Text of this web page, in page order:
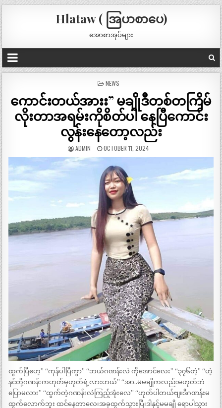
Hlataw ( အြပာစာပေ)
အောစာအုပ်များ
POSTED
NEWS
ကောင်းတယ်အားး” မချိုဒီတစ်တကြိမ်
လိုးတာအရမ်းကိုစိတ်ပါ နေပြီကောင်း
လွန်းနေတော့လည်း
ADMIN OCTOBER 11, 2024
ထွက်ပြီဟေ့” “ကုန်ပါပြီကွာ” “ဘယ်ဂဏန်းလဲ ကိုအောင်လေး” “၃၇၆တဲ့” “ဟဲ့
နင်တို့ဂဏန်းကဟုတ်မှဟုတ်ရဲ့လားဟယ်” “အာ..မမချိုကလည်းမဟုတ်ဘဲ
ပြောမလား” “ထွက်တဲ့ဂဏန်းလဲကြည့်အုံးလေ” “ဟုတ်ပါတယ်ဗျ။ဒီဂဏန်းမ
ထွက်လောက်ဘူး ထင်နေတာလေ၊အခုထွက်သွားပြီ၊ဒါနှင့်မမချို ရောပါသွား